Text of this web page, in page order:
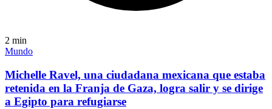
2 min
Mundo
Michelle Ravel, una ciudadana mexicana que estaba
retenida en la Franja de Gaza, logra salir y se dirige
a Egipto para refugiarse